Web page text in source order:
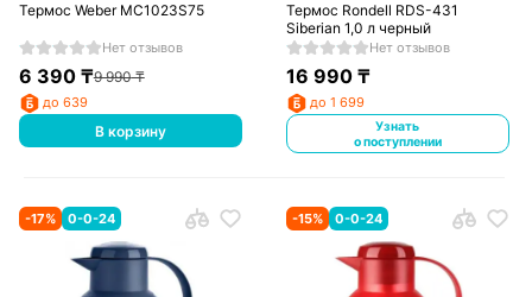
Термос Weber MC1023S75
Нет отзывов
6 390₸9 990₸
до 639
В корзину
Термос Rondell RDS-431
Siberian 1,0 л черный
Нет отзывов
16 990 ₸
до 1 699
Узнать
о поступлении
-17% 0-0-24 -15% 0-0-24